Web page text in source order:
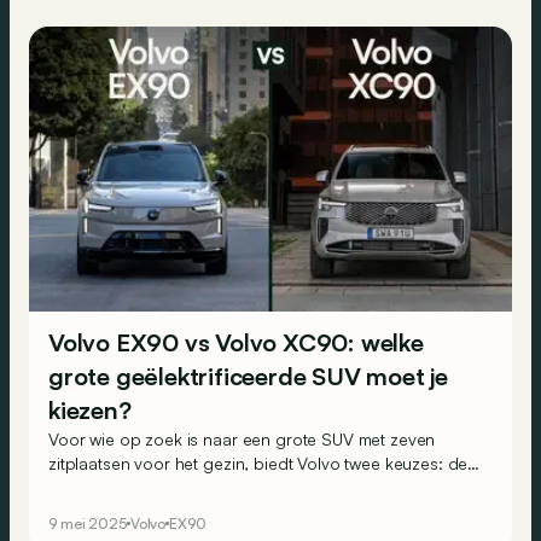
Volvo EX90 vs Volvo XC90: welke
grote geëlektrificeerde SUV moet je
kiezen?
Voor wie op zoek is naar een grote SUV met zeven
zitplaatsen voor het gezin, biedt Volvo twee keuzes: de
aandrijflijn opnieuw fiscaal interessant wordt.
9 mei 2025 Volvo EX90